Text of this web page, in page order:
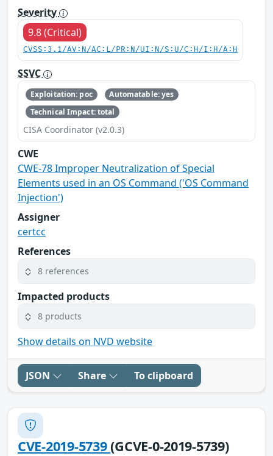
Severity
9.8 (Critical)
CVSS:3.1/AV:N/AC:L/PR:N/UI:N/S:U/C:H/I:H/A:H
SSVC
Exploitation: poc
Automatable: yes
Technical Impact: total
CISA Coordinator (v2.0.3)
CWE
CWE-78 Improper Neutralization of Special
Elements used in an OS Command ('OS Command
Injection')
Assigner
certcc
References
8 references
Impacted products
8 products
Show details on NVD website
JSON Share To clipboard
CVE-2019-5739(GCVE-0-2019-5739)